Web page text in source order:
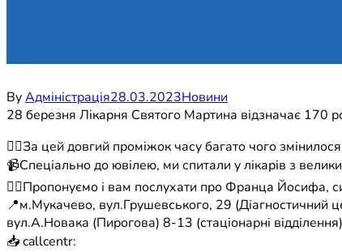
ByАдміністрація28.03.2023Новини
28 березня Лікарня Святого Мартина відзначає 170
☝🏼За цей довгий проміжок часу багато чого
📹Спеціально до ювілею, ми спитали у лікарів з
👉🏼Пропонуємо і вам послухати про Франца Йосифа,
📍м.Мукачево, вул.Грушевського, 29 (Діагностичний
вул.А.Новака (Пирогова) 8-13 (стаціонарні відділення)
📥 callcentr: